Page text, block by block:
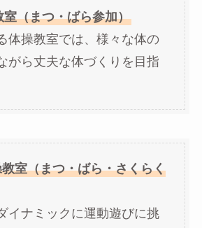
（まつ・ばら参加）
体操教室では、様々な体の
がら丈夫な体づくりを目指
室（まつ・ばら・さくらく
イナミックに運動遊びに挑